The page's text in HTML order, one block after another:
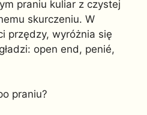
praniu kuliar z czystej
skurczeniu. W
przędzy, wyróżnia się
open end, penié,
praniu?